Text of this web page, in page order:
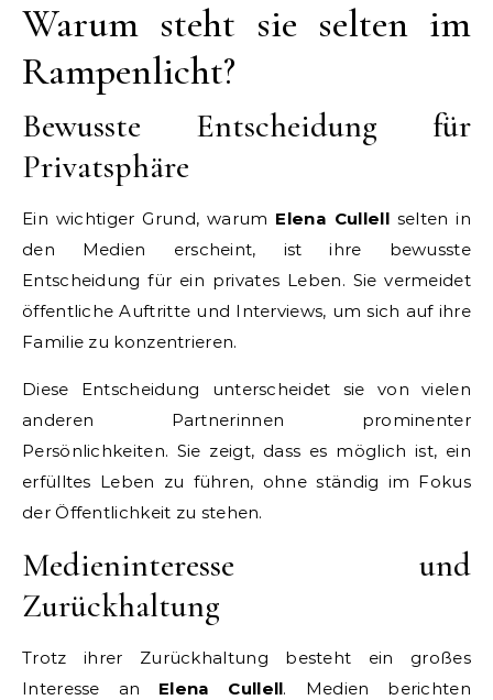
Warum steht sie selten im
Rampenlicht?
Bewusste Entscheidung für
Privatsphäre
Ein wichtiger Grund, warum Elena Cullellselten in
den Medien erscheint, ist ihre bewusste
Entscheidung für ein privates Leben. Sie vermeidet
öffentliche Auftritte und Interviews, um sich auf ihre
Familie zu konzentrieren.
Diese Entscheidung unterscheidet sie von vielen
anderen Partnerinnen prominenter
Persönlichkeiten. Sie zeigt, dass es möglich ist, ein
erfülltes Leben zu führen, ohne ständig im Fokus
der Öffentlichkeit zu stehen.
Medieninteresse und
Zurückhaltung
Trotz ihrer Zurückhaltung besteht ein großes
Interesse an Elena Cullell. Medien berichten